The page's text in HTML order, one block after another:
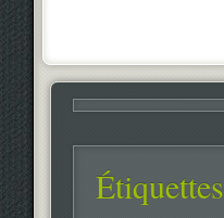
Étiquettes